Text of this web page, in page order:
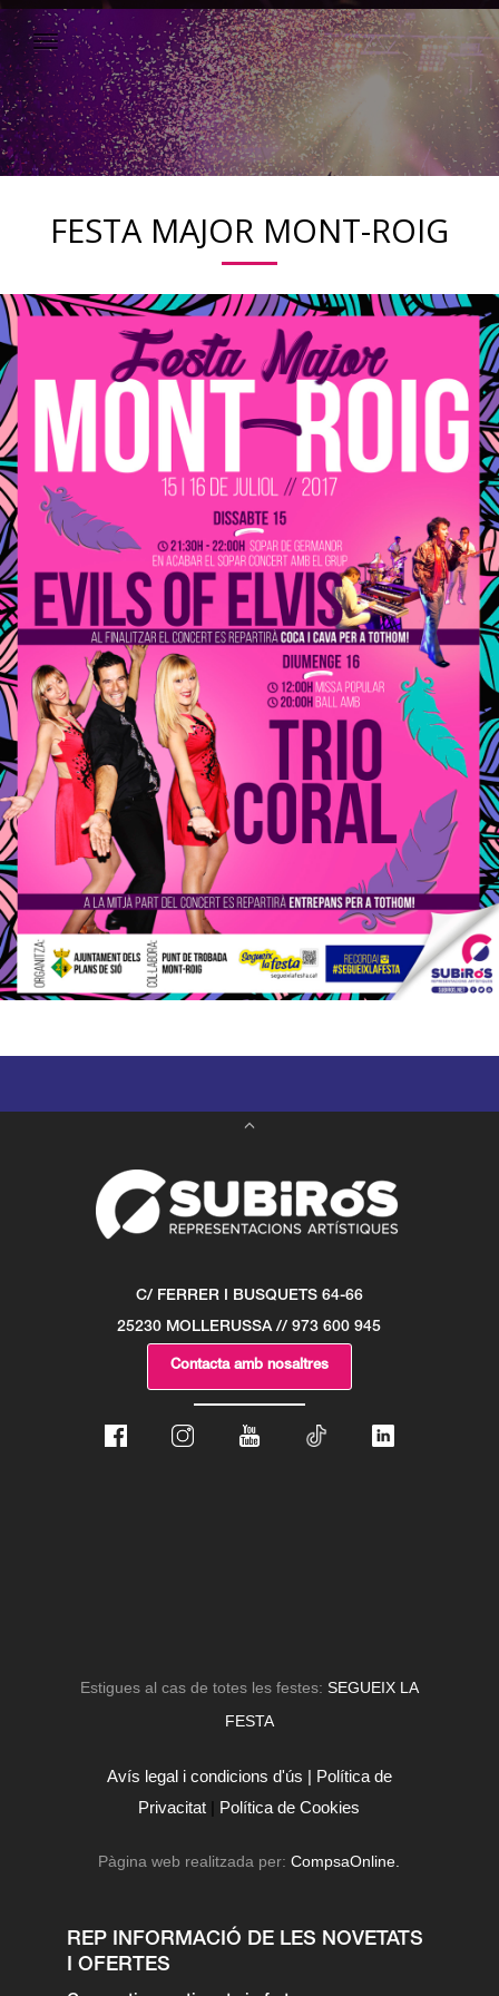
FESTA MAJOR MONT-ROIG
C/ FERRER I BUSQUETS 64-66
25230 MOLLERUSSA // 973 600 945
Contacta amb nosaltres
Estigues al cas de totes les festes: SEGUEIX LA
FESTA
Avís legal i condicions d'ús | Política de
Privacitat | Política de Cookies
Pàgina web realitzada per:CompsaOnline.
REP INFORMACIÓ DE LES NOVETATS
I OFERTES